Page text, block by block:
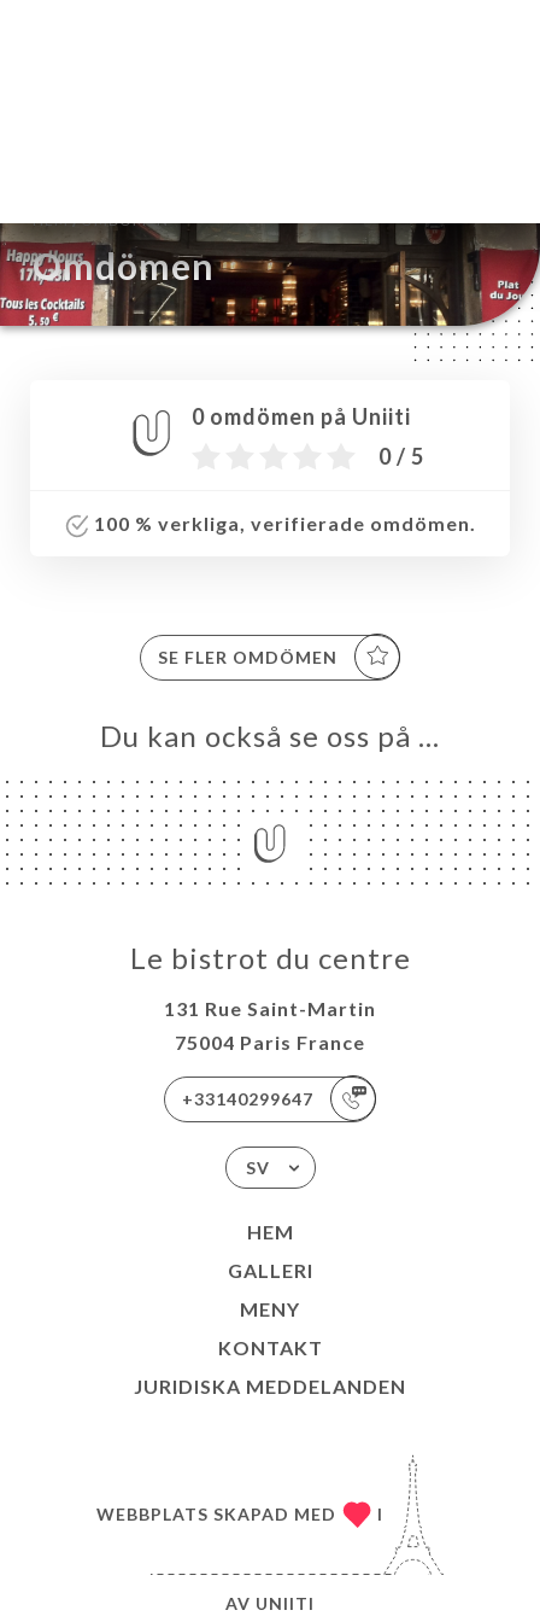
HEM/OMDÖMEN
Omdömen
0 omdömen på Uniiti
0 / 5
100 % verkliga, verifierade omdömen.
SE FLER OMDÖMEN
Du kan också se oss på …
Le bistrot du centre
131 Rue Saint-Martin
75004 Paris France
+33140299647
SV
HEM
GALLERI
MENY
KONTAKT
JURIDISKA MEDDELANDEN
WEBBPLATS SKAPAD MED I
AV UNIITI